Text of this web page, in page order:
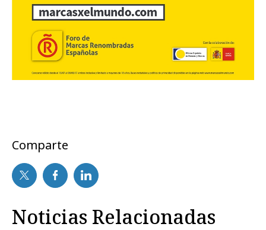
Comparte
Noticias Relacionadas